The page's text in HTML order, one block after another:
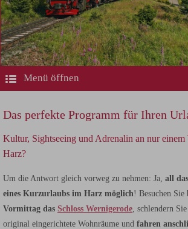
Menü öffnen
Das perfekte Programm für Ihren
Kultur, Sightseeing und Adrenalin an nur einem
Harz?
Um die Antwort gleich vorweg zu nehmen: Ja, all
eines Kurzurlaubs im Harz möglich! Besuchen Sie
Vormittag das Schloss Wernigerode, schlendern
original eingerichtete Wohnräume und fahren